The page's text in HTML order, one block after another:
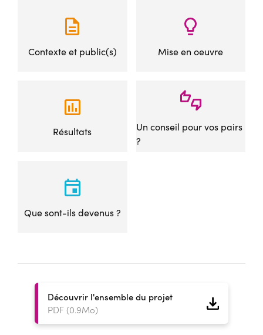
Contexte et public(s) Mise en oeuvre
Résultats
Un conseil pour vos pairs
?
Que sont-ils devenus ?
Découvrir l'ensemble du projet
PDF (0.9Mo)